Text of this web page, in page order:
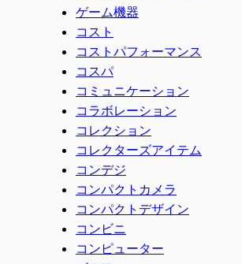
ゲーム機器
コスト
コストパフォーマンス
コスパ
コミュニケーション
コラボレーション
コレクション
コレクターズアイテム
コンデジ
コンパクトカメラ
コンパクトデザイン
コンビニ
コンピューター